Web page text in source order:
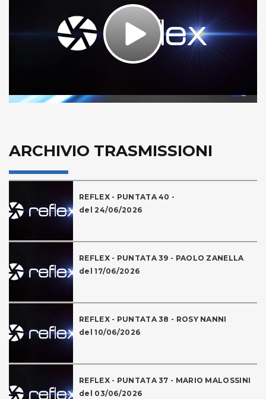
Play
Video
ARCHIVIO TRASMISSIONI
REFLEX - PUNTATA 40 -
del 24/06/2026
REFLEX - PUNTATA 39 - PAOLO ZANELLA
del 17/06/2026
REFLEX - PUNTATA 38 - ROSY NANNI
del 10/06/2026
REFLEX - PUNTATA 37 - MARIO MALOSSINI
del 03/06/2026